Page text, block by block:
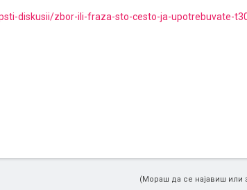
diskusii/zbor-ili-fraza-sto-cesto-ja-upotrebuvate-
(Мораш да се најавиш или